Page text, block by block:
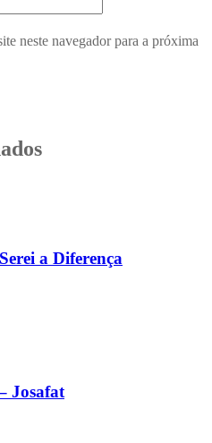
neste navegador para a próxima
a Diferença
Josafat